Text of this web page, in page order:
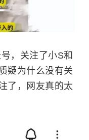
，关注了小S和
疑为什么没有关
了，网友真的太